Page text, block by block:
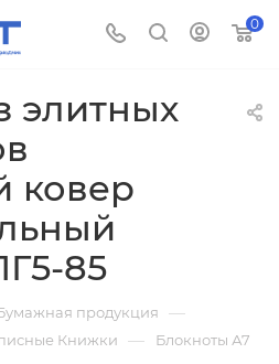
0
элитных
ковер
85
продукция —
Книжки — Блокноты А7